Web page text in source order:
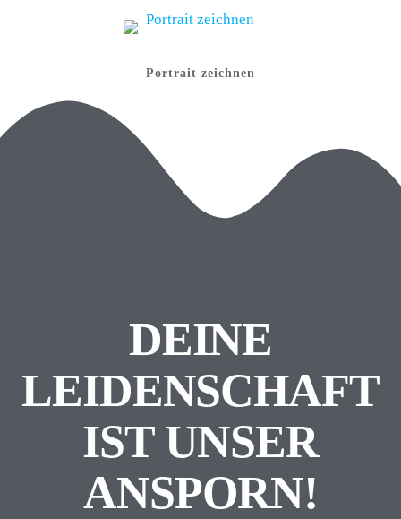
Portrait zeichnen
DEINE
LEIDENSCHAFT
IST UNSER
ANSPORN!